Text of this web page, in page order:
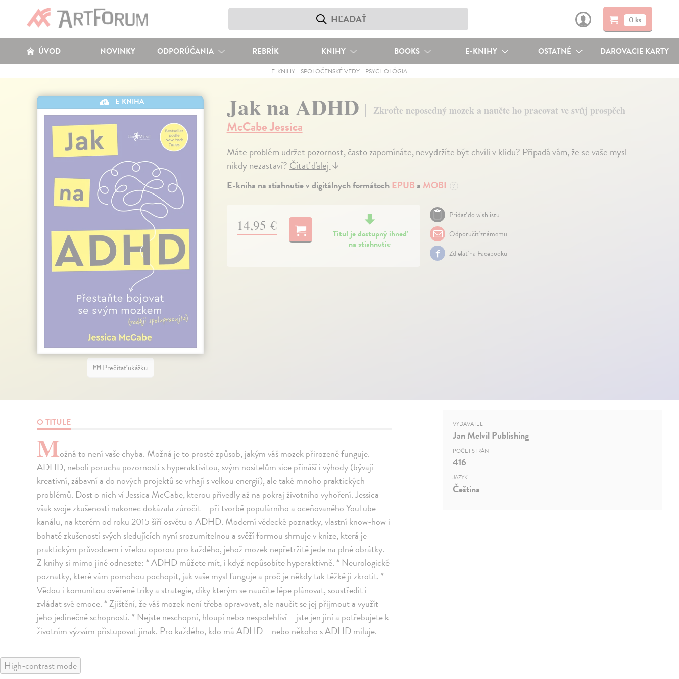
0 ks
ÚVOD NOVINKY ODPORÚČANIA REBRÍK KNIHY BOOKS E-KNIHY OSTATNÉ DAROVACIE KARTY
E-KNIHY - SPOLOČENSKÉ VEDY - PSYCHOLÓGIA
E-KNIHA
Prečítať ukážku
Jak na ADHD Zkroťte neposedný mozek a naučte ho pracovat ve svůj prospěch
McCabe Jessica
Máte problém udržet pozornost, často zapomínáte, nevydržíte být chvíli v klidu? Připadá vám, že se vaše mysl
nikdy nezastaví?Čítať ďalej↓
E-kniha na stiahnutie v digitálnych formátochEPUBa MOBI ?
14,95 €
Titul je dostupný ihneď
na stiahnutie
Pridať do wishlistu
Odporučiť známemu
Zdielať na Facebooku
O TITULE
Možná to není vaše chyba. Možná je to prostě způsob, jakým váš mozek přirozeně funguje.
ADHD, neboli porucha pozornosti s hyperaktivitou, svým nositelům sice přináší i výhody (bývají
kreativní, zábavní a do nových projektů se vrhají s velkou energií), ale také mnoho praktických
problémů. Dost o nich ví Jessica McCabe, kterou přivedly až na pokraj životního vyhoření. Jessica
však svoje zkušenosti nakonec dokázala zúročit – při tvorbě populárního a oceňovaného YouTube
kanálu, na kterém od roku 2015 šíří osvětu o ADHD. Moderní vědecké poznatky, vlastní know-how i
bohaté zkušenosti svých sledujících nyní srozumitelnou a svěží formou shrnuje v knize, která je
praktickým průvodcem i vřelou oporou pro každého, jehož mozek nepřetržitě jede na plné obrátky.
Z knihy si mimo jiné odnesete: * ADHD můžete mít, i když nepůsobíte hyperaktivně. * Neurologické
poznatky, které vám pomohou pochopit, jak vaše mysl funguje a proč je někdy tak těžké ji zkrotit. *
Vědou i komunitou ověřené triky a strategie, díky kterým se naučíte lépe plánovat, soustředit i
zvládat své emoce. * Zjištění, že váš mozek není třeba opravovat, ale naučit se jej přijmout a využít
jeho jedinečné schopnosti. * Nejste neschopní, hloupí nebo nespolehliví – jste jen jiní a potřebujete k
životním výzvám přistupovat jinak. Pro každého, kdo má ADHD – nebo někoho s ADHD miluje.
VYDAVATEĽ
Jan Melvil Publishing
POČET STRÁN
416
JAZYK
Čeština
High-contrast mode